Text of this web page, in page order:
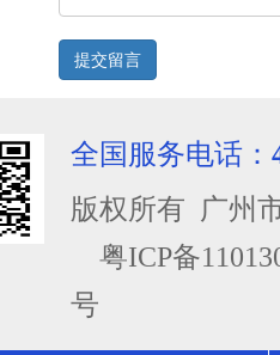
全国服务电话：
版权所有 广州
粤ICP备
号